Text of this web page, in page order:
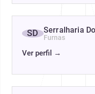
SD Serralharia
Furnas
Ver perfil →